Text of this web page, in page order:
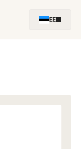
EE